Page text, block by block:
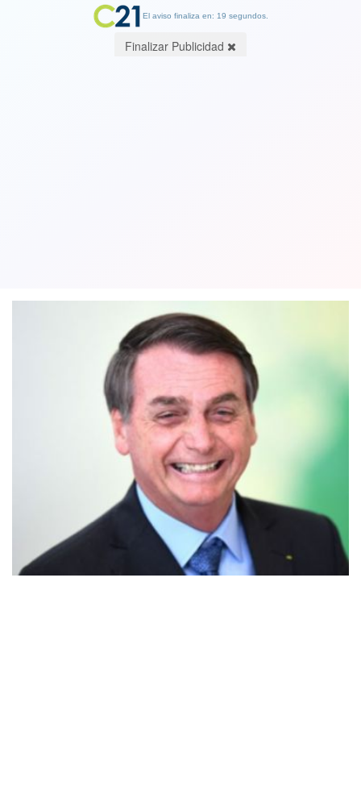
El aviso finaliza en: 19 segundos.
Finalizar Publicidad